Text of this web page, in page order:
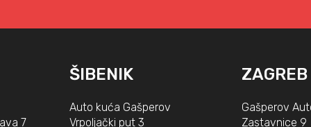
7
ŠIBENIK
Auto kuća Gašperov
Vrpoljački put 3
ZAGREB
Gašperov
Zastavnice 9